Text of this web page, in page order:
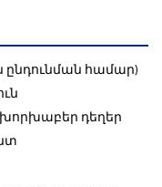
ընդունման համար)
խորխաբեր դեղեր